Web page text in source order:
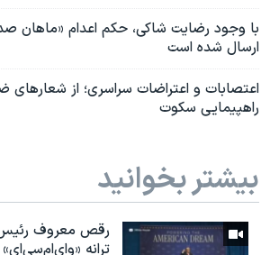
با وجود رضایت شاکی، حکم اعدام «ماهان
ارسال شده است
اعتصابات و اعتراضات سراسری؛ از شعارهای
راهپیمایی سکوت
بیشتر بخوانید
رقص معروف
ترانه «وای‌ام‌سی‌ای»